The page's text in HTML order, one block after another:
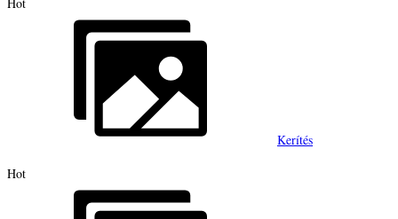
Kerítés
Hot